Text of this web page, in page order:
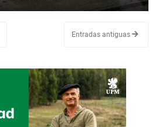
Entradas antiguas